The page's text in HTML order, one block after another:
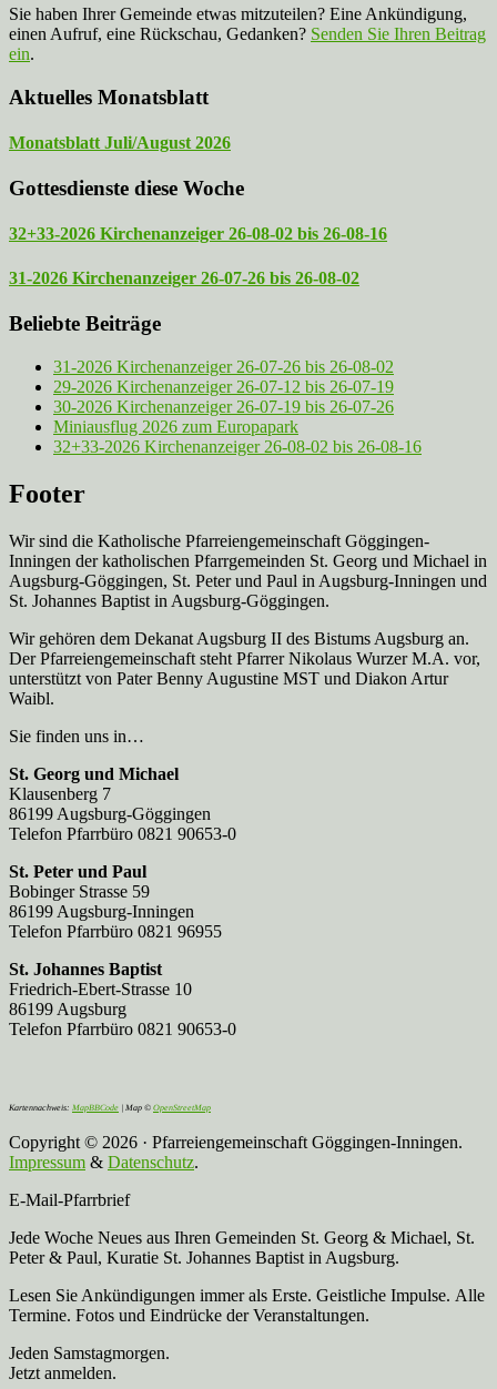
Sie haben Ihrer Gemeinde etwas mitzuteilen? Eine Ankündigung,
einen Aufruf, eine Rückschau, Gedanken? Senden Sie Ihren Beitrag
ein.
Aktuelles Monatsblatt
Monatsblatt Juli/August 2026
Gottesdienste diese Woche
32+33-2026 Kirchenanzeiger 26-08-02 bis 26-08-16
31-2026 Kirchenanzeiger 26-07-26 bis 26-08-02
Beliebte Beiträge
31-2026 Kirchenanzeiger 26-07-26 bis 26-08-02
29-2026 Kirchenanzeiger 26-07-12 bis 26-07-19
30-2026 Kirchenanzeiger 26-07-19 bis 26-07-26
Miniausflug 2026 zum Europapark
32+33-2026 Kirchenanzeiger 26-08-02 bis 26-08-16
Footer
Wir sind die Katholische Pfarreien­gemeinschaft Göggingen-
Inningen der katholischen Pfarrgemeinden St. Georg und Michael in
Augsburg-Göggingen, St. Peter und Paul in Augsburg-Inningen und
St. Johannes Baptist in Augsburg-Göggingen.
Wir gehören dem Dekanat Augsburg II des Bistums Augsburg an.
Der Pfarreien­gemeinschaft steht Pfarrer Nikolaus Wurzer M.A. vor,
unterstützt von Pater Benny Augustine MST und Diakon Artur
Waibl.
Sie finden uns in…
St. Georg und Michael
Klausenberg 7
86199 Augsburg-Göggingen
Telefon Pfarrbüro 0821 90653-0
St. Peter und Paul
Bobinger Strasse 59
86199 Augsburg-Inningen
Telefon Pfarrbüro 0821 96955
St. Johannes Baptist
Friedrich-Ebert-Strasse 10
86199 Augsburg
Telefon Pfarrbüro 0821 90653-0
Kartennachweis: MapBBCode | Map © OpenStreetMap
Copyright © 2026 · Pfarreiengemeinschaft Göggingen-Inningen.
Impressum & Datenschutz.
E-Mail-Pfarrbrief
Jede Woche Neues aus Ihren Gemeinden St. Georg & Michael, St.
Peter & Paul, Kuratie St. Johannes Baptist in Augsburg.
Lesen Sie Ankündigungen immer als Erste. Geistliche Impulse. Alle
Termine. Fotos und Eindrücke der Veranstaltungen.
Jeden Samstagmorgen.
Jetzt anmelden.